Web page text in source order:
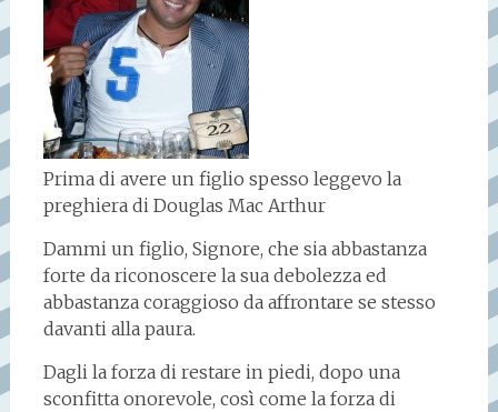
Prima di avere un figlio spesso leggevo la
preghiera di Douglas Mac Arthur
Dammi un figlio, Signore, che sia abbastanza
forte da riconoscere la sua debolezza ed
abbastanza coraggioso da affrontare se stesso
davanti alla paura.
Dagli la forza di restare in piedi, dopo una
sconfitta onorevole, così come la forza di